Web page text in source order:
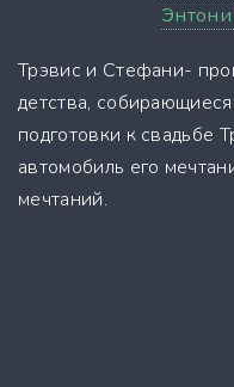
Трэвис и Стефани-
детства,
подготовки к свадьбе
автомобиль его
мечтаний.